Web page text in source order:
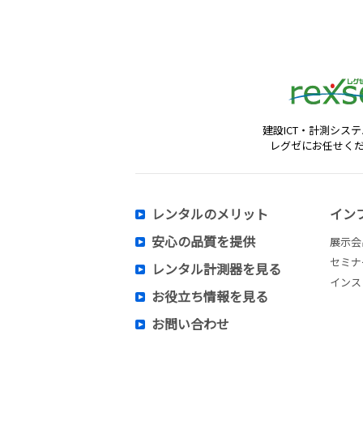
建設ICT・計測シス
レグゼにお任せく
レンタルのメリット
安心の品質を提供
レンタル計測器を見る
お役立ち情報を見る
お問い合わせ
イン
展示
セミ
イン